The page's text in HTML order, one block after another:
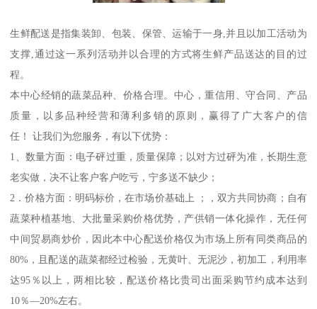
生鲜配送是指集装卸、包装、保管、运输于一身,并且以加工活动为
支撑,通过这一系列活动并以合理的方式将生鲜产品送达的目的过
程。
本中心经销的蔬菜品种、价格合理。中心，重信用、守合同、产品
质量，以多品种经营和薄利多销的原则，赢得了广大客户的信
任！ 让我们为您服务，有以下优势：
1、数量方面：电子砰过重，质量保障；以对方过砰为准，长期生意
老实做，决不让客户客户吃亏，宁多送不缺少；
2．价格方面：明码标价，在市场价基础上 ；，双方共同协商；自有
蔬菜种植基地、大批量采购价格优势，产供销一体化操作，无任何
中间贸易商炒价，因此本中心配送价格仅为市场上所有同类商品的
80%，且配送的蔬菜都经过检验，无黄叶、无泥沙，初加工，利用率
达95％以上，两相比较，配送价格比贵司出面采购节约成本达到
10％—20%左右。